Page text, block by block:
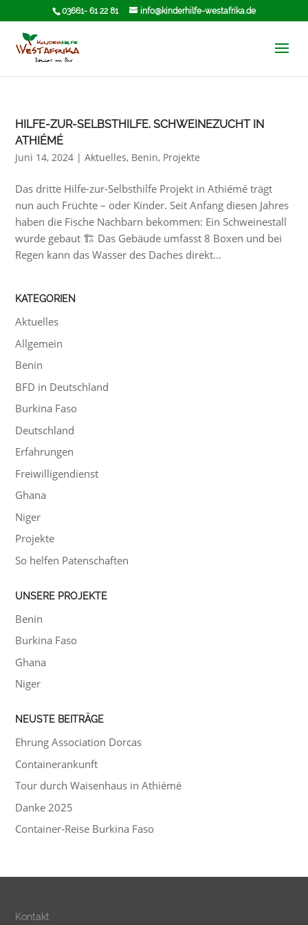
03661- 61 22 81 info@kinderhilfe-westafrika.de
HILFE-ZUR-SELBSTHILFE. SCHWEINEZUCHT IN
ATHIÉMÉ
Juni 14, 2024 |Aktuelles, Benin, Projekte
Das dritte Hilfe-zur-Selbsthilfe Projekt in Athiémé trägt
nun auch Früchte – oder Kinder. Seit Anfang diesen Jahres
haben die Fische Nachbarn bekommen: Ein Schweinestall
wurde gebaut 🏗 Das Gebäude umfasst 8 Boxen und bei
Regen kann das Wasser des Daches direkt...
KATEGORIEN
Aktuelles
Allgemein
Benin
BFD in Deutschland
Burkina Faso
Deutschland
Erfahrungen
Freiwilligendienst
Ghana
Niger
Projekte
So helfen Patenschaften
UNSERE PROJEKTE
Benin
Burkina Faso
Ghana
Niger
NEUSTE BEITRÄGE
Ehrung Association Dorcas
Containerankunft
Tour durch Waisenhaus in Athiémé
Danke 2025
Container-Reise Burkina Faso
Kontakt